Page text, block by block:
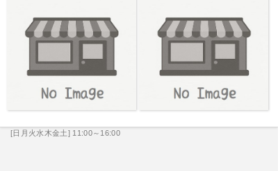
[日月火水木金土] 11:00～16:00